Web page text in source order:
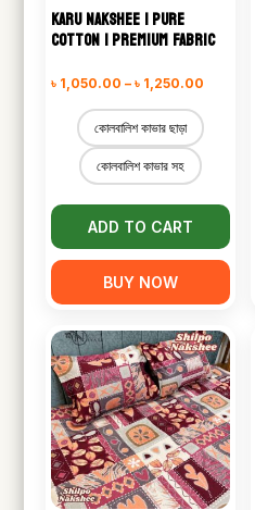
KARU NAKSHEE | PURE
COTTON | PREMIUM FABRIC
৳ 1,050.00 – ৳ 1,250.00
কোলবালিশ কাভার ছাড়া
কোলবালিশ কাভার সহ
ADD TO CART
BUY NOW